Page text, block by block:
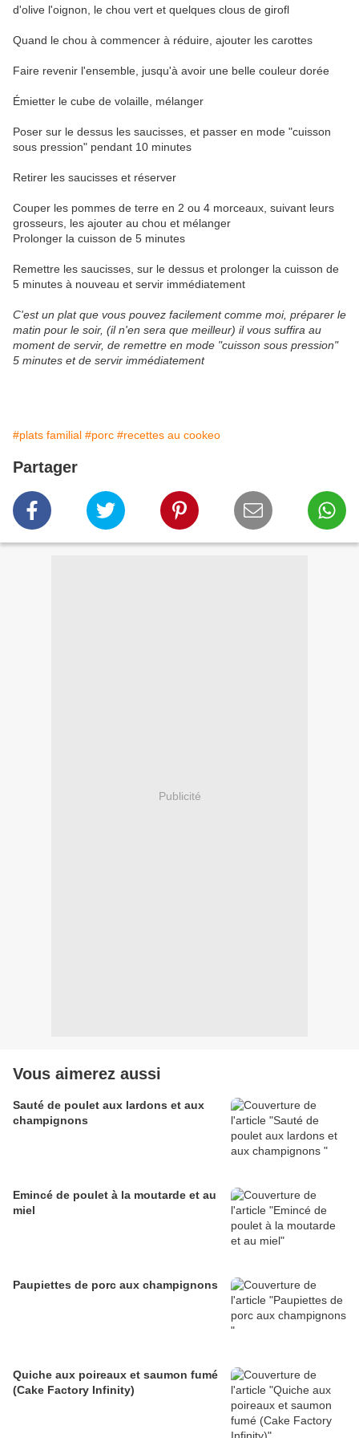
d'olive l'oignon, le chou vert et quelques clous de girofl
Quand le chou à commencer à réduire, ajouter les carottes
Faire revenir l'ensemble, jusqu'à avoir une belle couleur dorée
Émietter le cube de volaille, mélanger
Poser sur le dessus les saucisses, et passer en mode "cuisson
sous pression" pendant 10 minutes
Retirer les saucisses et réserver
Couper les pommes de terre en 2 ou 4 morceaux, suivant leurs
grosseurs, les ajouter au chou et mélanger
Prolonger la cuisson de 5 minutes
Remettre les saucisses, sur le dessus et prolonger la cuisson de
5 minutes à nouveau et servir immédiatement
C'est un plat que vous pouvez facilement comme moi, préparer le
matin pour le soir, (il n'en sera que meilleur) il vous suffira au
moment de servir, de remettre en mode "cuisson sous pression"
5 minutes et de servir immédiatement
#plats familial #porc #recettes au cookeo
Partager
Publicité
Vous aimerez aussi
Sauté de poulet aux lardons et aux
champignons
Emincé de poulet à la moutarde et au
miel
Paupiettes de porc aux champignons
Quiche aux poireaux et saumon fumé
(Cake Factory Infinity)